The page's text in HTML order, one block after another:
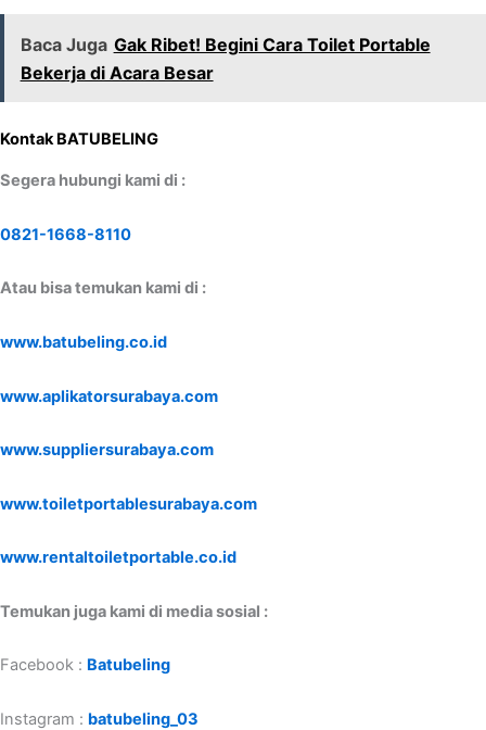
Baca Juga Gak Ribet! Begini Cara Toilet Portable
Bekerja di Acara Besar
Kontak BATUBELING
Segera hubungi kami di :
0821-1668-8110
Atau bisa temukan kami di :
www.batubeling.co.id
www.aplikatorsurabaya.com
www.suppliersurabaya.com
www.toiletportablesurabaya.com
www.rentaltoiletportable.co.id
Temukan juga kami di media sosial :
Facebook : Batubeling
Instagram : batubeling_03